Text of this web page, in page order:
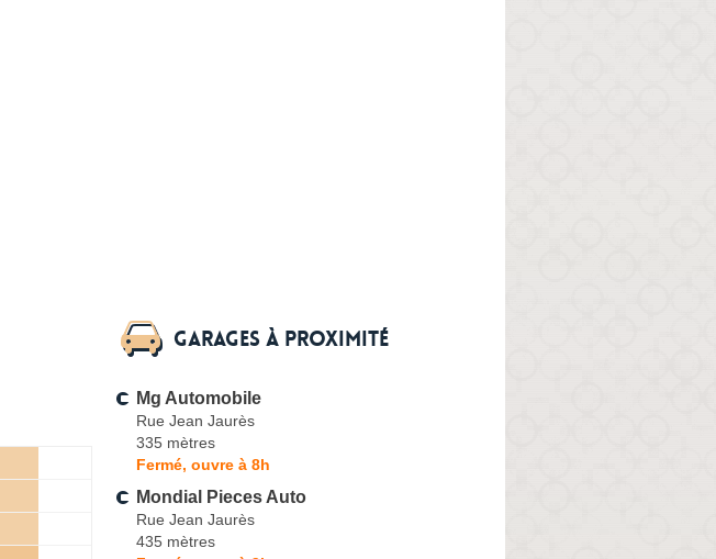
Garages à proximité
Mg Automobile
Rue Jean Jaurès
335 mètres
Fermé, ouvre à 8h
Mondial Pieces Auto
Rue Jean Jaurès
435 mètres